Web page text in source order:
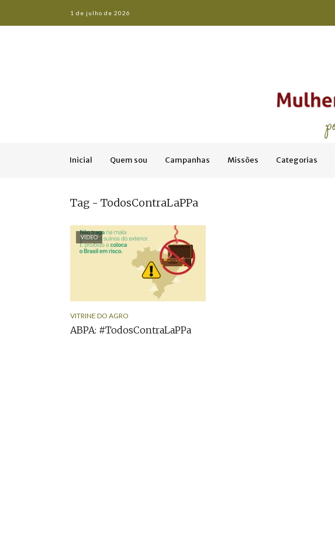
1 de julho de 2026
Inicial Quem sou Campanhas Missões Categorias
Tag - TodosContraLaPPa
VÍDEO
VITRINE DO AGRO
ABPA: #TodosContraLaPPa